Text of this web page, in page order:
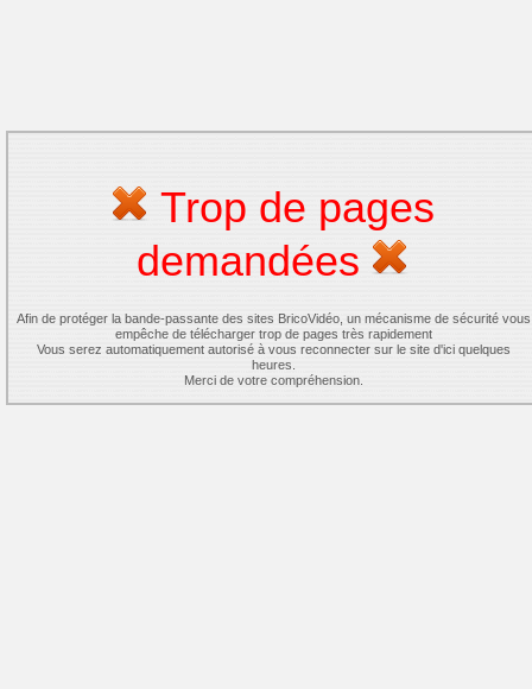
Trop de pages
demandées
Afin de protéger la bande-passante des sites BricoVidéo, un mécanisme de sécurité vous
empêche de télécharger trop de pages très rapidement
Vous serez automatiquement autorisé à vous reconnecter sur le site d'ici quelques
heures.
Merci de votre compréhension.